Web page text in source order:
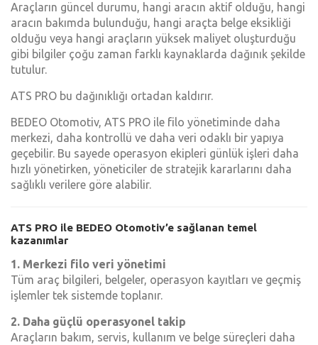
Araçların güncel durumu, hangi aracın aktif olduğu, hangi
aracın bakımda bulunduğu, hangi araçta belge eksikliği
olduğu veya hangi araçların yüksek maliyet oluşturduğu
gibi bilgiler çoğu zaman farklı kaynaklarda dağınık şekilde
tutulur.
ATS PRO bu dağınıklığı ortadan kaldırır.
BEDEO Otomotiv, ATS PRO ile filo yönetiminde daha
merkezi, daha kontrollü ve daha veri odaklı bir yapıya
geçebilir. Bu sayede operasyon ekipleri günlük işleri daha
hızlı yönetirken, yöneticiler de stratejik kararlarını daha
sağlıklı verilere göre alabilir.
ATS PRO ile BEDEO Otomotiv’e sağlanan temel
kazanımlar
1. Merkezi filo veri yönetimi
Tüm araç bilgileri, belgeler, operasyon kayıtları ve geçmiş
işlemler tek sistemde toplanır.
2. Daha güçlü operasyonel takip
Araçların bakım, servis, kullanım ve belge süreçleri daha